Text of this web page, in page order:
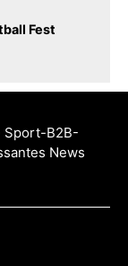
Fest
Sport-B2B-
News